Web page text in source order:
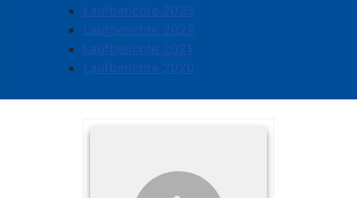
Laufberichte 2023
Laufberichte 2022
Laufberichte 2021
Laufberichte 2020